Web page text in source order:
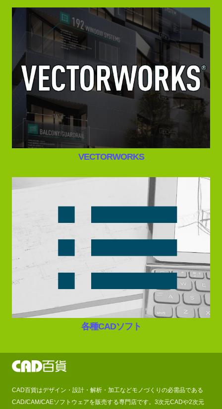
VECTORWORKS
各種CADソフト
CAD百貨はデザイン・設計・解析・加工などモノづくりの必需品である
CAD/CAM/CAEソフトウェアを販売する専門店です。3次元CADや2次元